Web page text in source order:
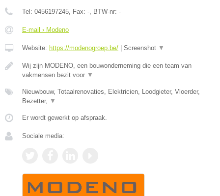
Tel: 0456197245, Fax: -, BTW-nr: -
E-mail › Modeno
Website: https://modenogroep.be/ Screenshot ▼
Wij zijn MODENO, een bouwonderneming die een team van
vakmensen bezit voor ▼
Nieuwbouw, Totaalrenovaties, Elektricien, Loodgieter, Vloerder,
Bezetter, ▼
Er wordt gewerkt op afspraak.
Sociale media: